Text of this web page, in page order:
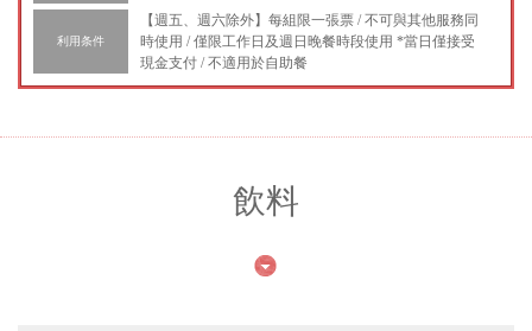
利用条件
【週五、週六除外】每組限一張票 / 不可與其他服務同
時使用 / 僅限工作日及週日晚餐時段使用 *當日僅接受
現金支付 / 不適用於自助餐
飲料